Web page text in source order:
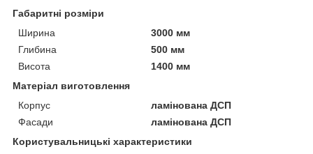
Габаритні розміри
Ширина
3000 мм
Глибина
500 мм
Висота
1400 мм
Матеріал виготовлення
Корпус
ламінована ДСП
Фасади
ламінована ДСП
Користувальницькі характеристики